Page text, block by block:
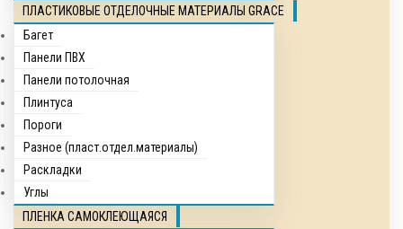
ПЛАСТИКОВЫЕ ОТДЕЛОЧНЫЕ МАТЕРИАЛЫ GRACE
Багет
Панели ПВХ
Панели потолочная
Плинтуса
Пороги
Разное (пласт.отдел.материалы)
Раскладки
Углы
ПЛЕНКА САМОКЛЕЮЩАЯСЯ